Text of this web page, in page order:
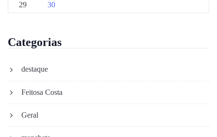
29
30
Categorias
destaque
Feitosa Costa
Geral